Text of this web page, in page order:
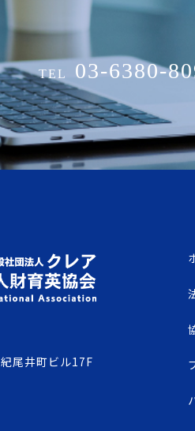
TEL 03-6380-
尾井町ビル17F